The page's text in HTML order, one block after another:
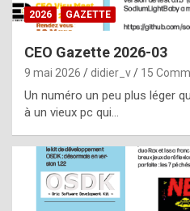
s
i
e
f
o
2026 GAZETTE
CEO Gazette 2026-03
9 mai 2026 didier_v 15
Un numéro un peu plus léger
à un vieux pc qui…